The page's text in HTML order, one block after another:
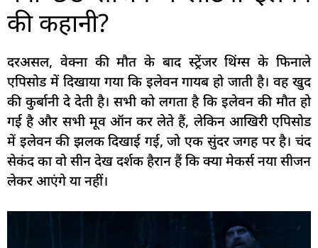
की कहानी?
दरअसल, वेक्ना की मौत के बाद स्ट्रेंजर थिंग्स के फिनाले
एपिसोड में दिखाया गया कि इलेवन गायब हो जाती है। वह खुद
की कुर्बानी दे देती है। सभी को लगता है कि इलेवन की मौत हो
गई है और सभी मूव ऑन कर लेते हैं, लेकिन आखिरी एपिसोड
में इलेवन की झलक दिखाई गई, जो एक सुंदर जगह पर है। चंद
सेकंद का वो सीन देख दर्शक हैरान हैं कि क्या मेकर्स नया सीजन
लेकर आएंगे या नहीं।